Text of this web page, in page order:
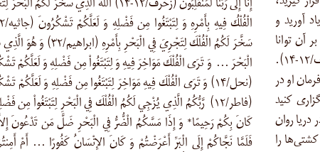
گیرید،
آورید و
آن توانا
نبودیم. به‌راستی به سوی پروردگارمان برمی‌گردیم (زخرف/۱۲-۱۴).
او در
کنید
دریا روان
… کشتی‌ها را
إِنَّا إِلَى رَبِّنَا لَمُنقَلِبُونَ (زخرف/۱۲-۱۴) اللَّهُ الَّذِي سخَّرَ لَكُمُ
سَخَّرَ لَكُمُ الْفُلْكَ لِتَجْرِيَ فِي الْبَحْرِ بِأَمْرِهِ
الْبَحْرَ … وَ تَرَى الْفُلْكَ مَوَاخِرَ فِيهِ وَ لِتَبْتَغُواْ مِن فَضْلِهِ وَ لَعَلَّكُمْ
(نحل/۱۴) وَ تَرَى الْفُلْكَ فِيهِ مَوَاخِرَ لِتَبْتَغُوا مِن فَضْلِهِ وَ لَعَلَّكُمْ
(فاطر/۱۲) رَّبُّكُمُ الَّذِي يُزْجِي لَكُمُ الْفُلْكَ فِي الْبَحْرِ لِتَبْتَغُواْ مِن
كَانَ بِكُمْ رَحِيمًا* وَ إِذَا مَسَّكُمُ الْضُّرُّ فِي الْبَحْرِ ضَلَّ مَن تَدْعُونَ إِلاَّ
فَلَمَّا نَجَّاكُمْ إِلَى الْبَرِّ أَعْرَضْتُمْ وَ كَانَ الإِنْسَانُ كَفُورًا … أَمْ